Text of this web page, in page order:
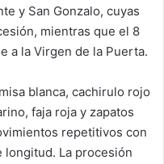
y San Gonzalo, cuyas
mientras que el 8
a la Virgen de la Puerta.
blanca, cachirulo rojo
faja roja y zapatos
repetitivos con
longitud. La procesión